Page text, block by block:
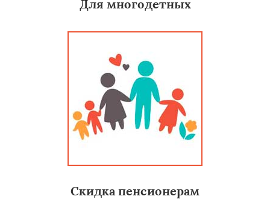
Для многодетных
Скидка пенсионерам